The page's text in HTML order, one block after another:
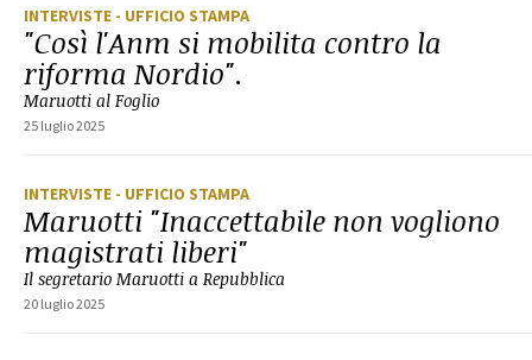
INTERVISTE - UFFICIO STAMPA
"Così l'Anm si mobilita contro la
riforma Nordio".
Maruotti al Foglio
25 luglio 2025
INTERVISTE - UFFICIO STAMPA
Maruotti "Inaccettabile non vogliono
magistrati liberi"
Il segretario Maruotti a Repubblica
20 luglio 2025